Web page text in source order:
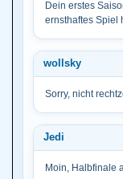
Dein erstes
ernsthaftes Spiel
wollsky
Sorry, nicht
Jedi
Moin, Halbfinale